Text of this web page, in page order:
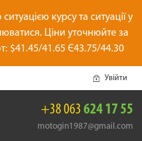
курсу та ситуації у
Ціни уточнюйте за
$41.45/41.65 Є43.75/44.30
Увійти
+38 063 624 17 55
motogin1987@gmail.com